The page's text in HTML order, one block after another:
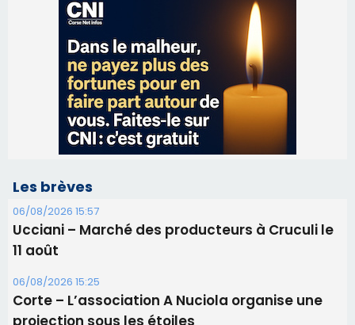
Les brèves
06/08/2026 15:57
Ucciani – Marché des producteurs à Cruculi le
06/08/2026 15:25
Corte – L’association A Nuciola organise une
06/08/2026 15:04
Alata - Soirée Tango Argentin au stade de San
Benedetto
05/08/2026 09:53
Biguglia : messe de la Sainte-Marie et
procession le 14 août